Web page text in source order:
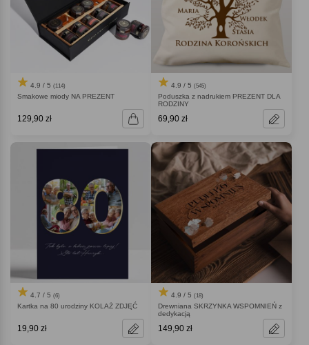
4.9 / 5 (114)
Smakowe miody NA PREZENT
129,90 zł
4.9 / 5 (545)
Poduszka z nadrukiem PREZENT DLA
RODZINY
69,90 zł
4.7 / 5 (6)
Kartka na 80 urodziny KOLAŻ ZDJĘĆ
19,90 zł
4.9 / 5 (18)
Drewniana SKRZYNKA WSPOMNIEŃ z
dedykacją
149,90 zł